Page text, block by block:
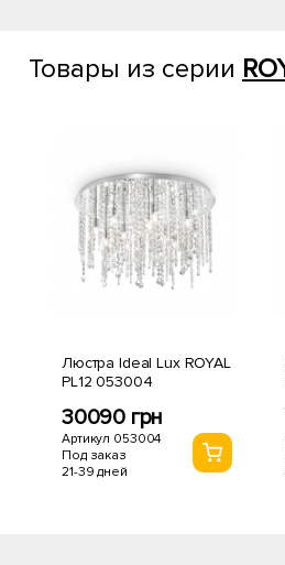
Товары из серии
Люстра Ideal Lux ROYAL
PL12 053004
30090 грн
Артикул 053004
Под заказ
21-39 дней